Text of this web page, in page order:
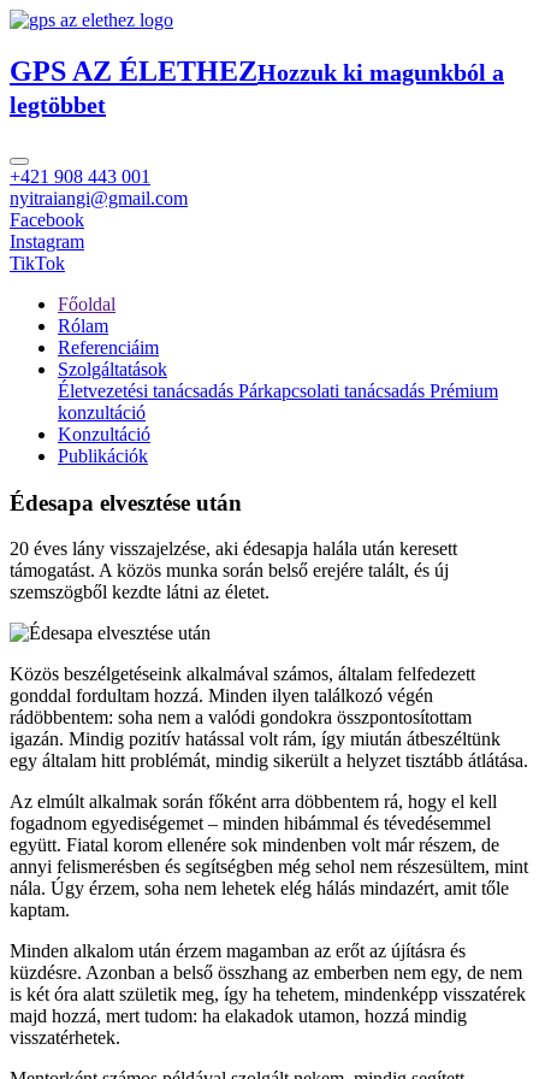
GPS AZ ÉLETHEZHozzuk ki magunkból a
legtöbbet
+421 908 443 001
nyitraiangi@gmail.com
Facebook
Instagram
TikTok
Főoldal
Rólam
Referenciáim
Szolgáltatások
Életvezetési tanácsadás Párkapcsolati tanácsadás Prémium
konzultáció
Konzultáció
Publikációk
Édesapa elvesztése után
20 éves lány visszajelzése, aki édesapja halála után keresett
támogatást. A közös munka során belső erejére talált, és új
szemszögből kezdte látni az életet.
Közös beszélgetéseink alkalmával számos, általam felfedezett
gonddal fordultam hozzá. Minden ilyen találkozó végén
rádöbbentem: soha nem a valódi gondokra összpontosítottam
igazán. Mindig pozitív hatással volt rám, így miután átbeszéltünk
egy általam hitt problémát, mindig sikerült a helyzet tisztább átlátása.
Az elmúlt alkalmak során főként arra döbbentem rá, hogy el kell
fogadnom egyediségemet – minden hibámmal és tévedésemmel
együtt. Fiatal korom ellenére sok mindenben volt már részem, de
annyi felismerésben és segítségben még sehol nem részesültem, mint
nála. Úgy érzem, soha nem lehetek elég hálás mindazért, amit tőle
kaptam.
Minden alkalom után érzem magamban az erőt az újításra és
küzdésre. Azonban a belső összhang az emberben nem egy, de nem
is két óra alatt születik meg, így ha tehetem, mindenképp visszatérek
majd hozzá, mert tudom: ha elakadok utamon, hozzá mindig
visszatérhetek.